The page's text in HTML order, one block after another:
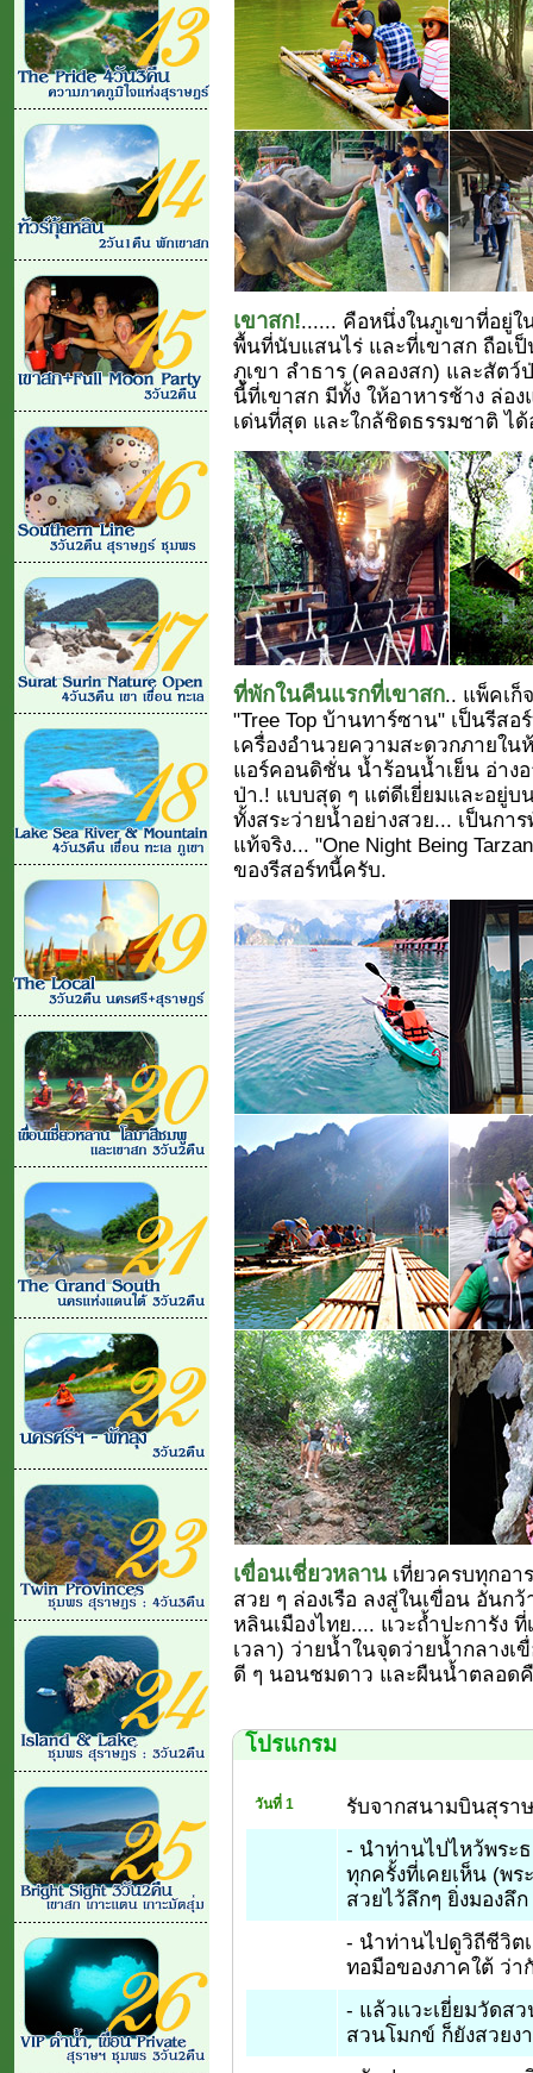
เขาสก!...... คือหนึ่งในภูเขาที่อยู่
พื้นที่นับแสนไร่ และที่เขาสก ถือ
ภูเขา ลำธาร (คลองสก) และสัตว์
นี้ที่เขาสก มีทั้ง ให้อาหารช้าง ล่อ
เด่นที่สุด และใกล้ชิดธรรมชาติ ได้
ที่พักในคืนแรกที่เขาสก.. แพ็คเก็
"Tree Top บ้านทาร์ซาน" เป็นรีส
เครื่องอำนวยความสะดวกภายใน
แอร์คอนดิชั่น น้ำร้อนน้ำเย็น อ่าง
ป่า.! แบบสุด ๆ แต่ดีเยี่ยมและอยู่บ
ทั้งสระว่ายน้ำอย่างสวย... เป็นกา
แท้จริง... "One Night Being
ของรีสอร์ทนี้ครับ.
เขื่อนเชี่ยวหลาน เที่ยวครบทุกอ
สวย ๆ ล่องเรือ ลงสู่ในเขื่อน อันก
หลินเมืองไทย.... แวะถ้ำปะการัง
เวลา) ว่ายน้ำในจุดว่ายน้ำกลาง
ดี ๆ นอนชมดาว และผืนน้ำตลอด
โปรแกรม
วันที่ 1
รับจากสนามบินสุรา
- นำท่านไปไหว้พระ
ทุกครั้งที่เคยเห็น (พ
สวยไว้ลึกๆ ยิ่งมองลึ
- นำท่านไปดูวิถีชีวิต
ทอมือของภาคใต้ ว่
- แล้วแวะเยี่ยมวัดส
สวนโมกข์ ก็ยังสวยง